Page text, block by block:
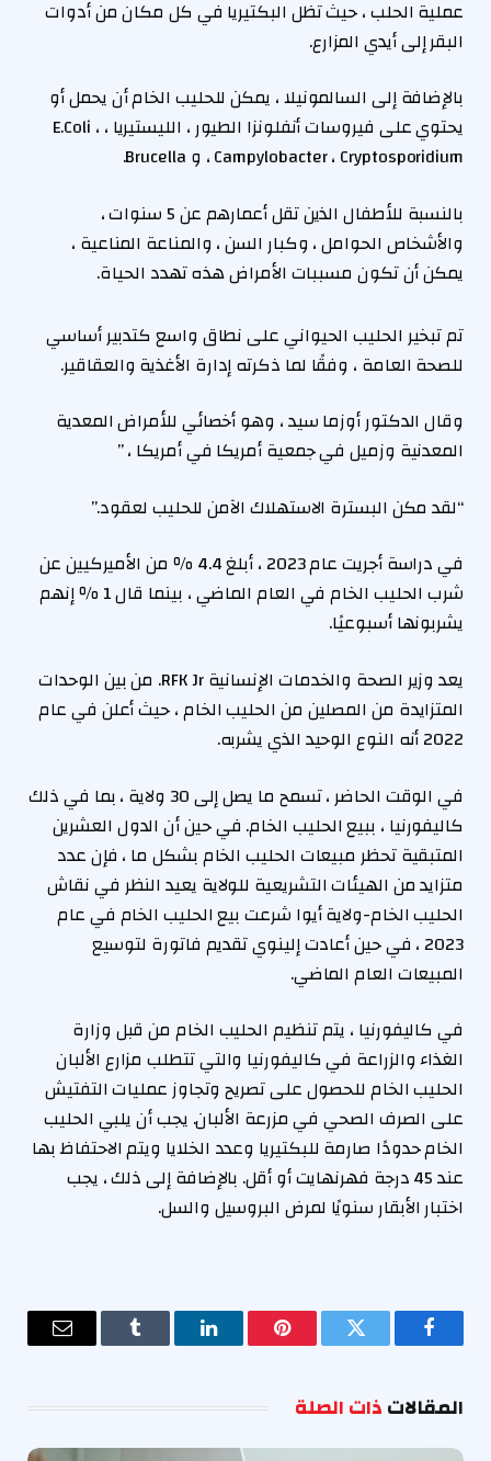
عملية الحلب ، حيث تظل البكتيريا في كل مكان من أدوات
البقر إلى أيدي المزارع.
بالإضافة إلى السالمونيلا ، يمكن للحليب الخام أن يحمل أو
يحتوي على فيروسات أنفلونزا الطيور ، الليستيريا ، E.Coli ،
Campylobacter ، Cryptosporidium ، و Brucella.
بالنسبة للأطفال الذين تقل أعمارهم عن 5 سنوات ،
والأشخاص الحوامل ، وكبار السن ، والمناعة المناعية ،
يمكن أن تكون مسببات الأمراض هذه تهدد الحياة.
تم تبخير الحليب الحيواني على نطاق واسع كتدبير أساسي
للصحة العامة ، وفقًا لما ذكرته إدارة الأغذية والعقاقير.
وقال الدكتور أوزما سيد ، وهو أخصائي للأمراض المعدية
المعدنية وزميل في جمعية أمريكا في أمريكا ، ”
“لقد مكن البسترة الاستهلاك الآمن للحليب لعقود.”
في دراسة أجريت عام 2023 ، أبلغ 4.4 ٪ من الأميركيين عن
شرب الحليب الخام في العام الماضي ، بينما قال 1 ٪ إنهم
يشربونها أسبوعيًا.
يعد وزير الصحة والخدمات الإنسانية RFK Jr. من بين الوحدات
المتزايدة من المصلين من الحليب الخام ، حيث أعلن في عام
2022 أنه النوع الوحيد الذي يشربه.
في الوقت الحاضر ، تسمح ما يصل إلى 30 ولاية ، بما في ذلك
كاليفورنيا ، ببيع الحليب الخام. في حين أن الدول العشرين
المتبقية تحظر مبيعات الحليب الخام بشكل ما ، فإن عدد
متزايد من الهيئات التشريعية للولاية يعيد النظر في نقاش
الحليب الخام-ولاية أيوا شرعت بيع الحليب الخام في عام
2023 ، في حين أعادت إلينوي تقديم فاتورة لتوسيع
المبيعات العام الماضي.
في كاليفورنيا ، يتم تنظيم الحليب الخام من قبل وزارة
الغذاء والزراعة في كاليفورنيا والتي تتطلب مزارع الألبان
الحليب الخام للحصول على تصريح وتجاوز عمليات التفتيش
على الصرف الصحي في مزرعة الألبان. يجب أن يلبي الحليب
الخام حدودًا صارمة للبكتيريا وعدد الخلايا ويتم الاحتفاظ بها
عند 45 درجة فهرنهايت أو أقل. بالإضافة إلى ذلك ، يجب
اختبار الأبقار سنويًا لمرض البروسيل والسل.
فيسبوك تويتر بينتيريستلينكدإن Tumblr
البريد
المقالاتذات الصلة